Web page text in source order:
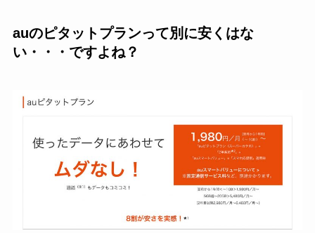
auのピタットプランって別に安くはな
い・・・ですよね？